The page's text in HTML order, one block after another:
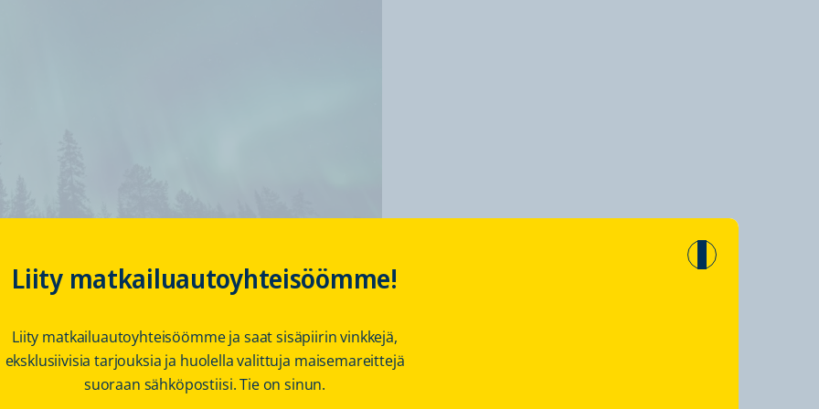
revontulet
erityisiä media-alustoja) mukaan
Liity matkailuautoyhteisöömme!
Liity matkailuautoyhteisöömme ja saat sisäpiirin vinkkejä,
eksklusiivisia tarjouksia ja huolella valittuja maisemareittejä
suoraan sähköpostiisi. Tie on sinun.